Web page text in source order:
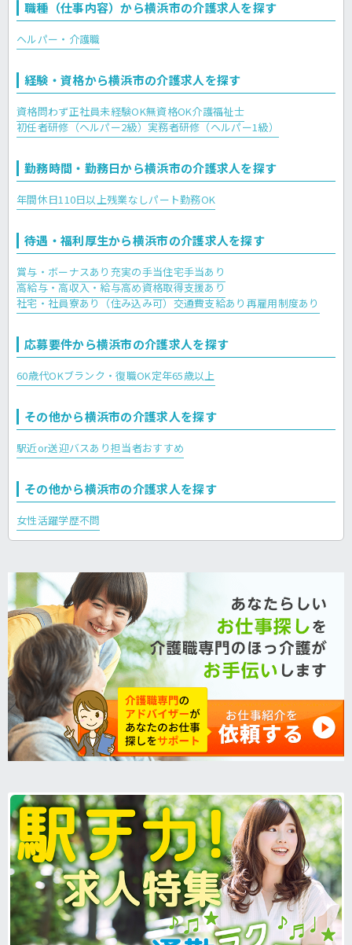
職種（仕事内容）から横浜市の介護求人を探す
ヘルパー・介護職
経験・資格から横浜市の介護求人を探す
資格問わず正社員未経験OK無資格OK介護福祉士
初任者研修（ヘルパー2級）実務者研修（ヘルパー1級）
勤務時間・勤務日から横浜市の介護求人を探す
年間休日110日以上残業なしパート勤務OK
待遇・福利厚生から横浜市の介護求人を探す
賞与・ボーナスあり 充実の手当住宅手当あり
高給与・高収入・給与高め資格取得支援あり
社宅・社員寮あり（住み込み可）交通費支給あり 再雇用制度あり
応募要件から横浜市の介護求人を探す
60歳代OKブランク・復職OK定年65歳以上
その他から横浜市の介護求人を探す
駅近or送迎バスあり担当者おすすめ
その他から横浜市の介護求人を探す
女性活躍学歴不問